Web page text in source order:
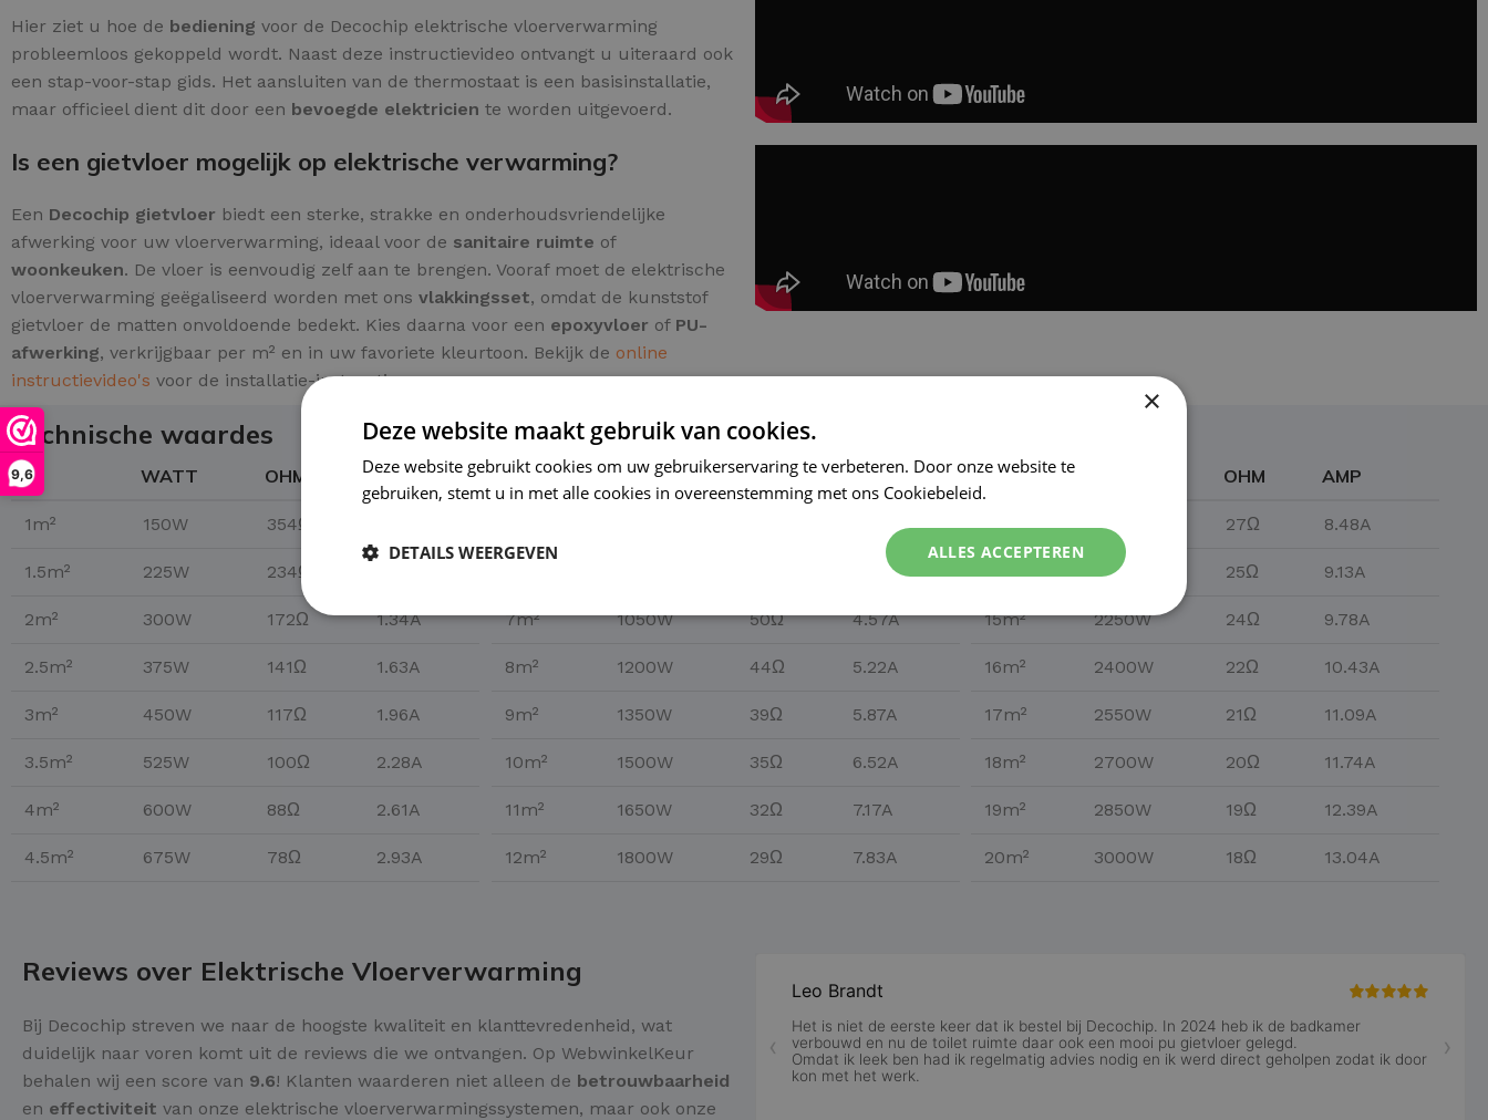
9,6
Hier ziet u hoe de bediening voor de Decochip elektrische vloerverwarming
probleemloos gekoppeld wordt. Naast deze instructievideo ontvangt u uiteraard ook
een stap-voor-stap gids. Het aansluiten van de thermostaat is een basisinstallatie,
maar officieel dient dit door een bevoegde elektricien te worden uitgevoerd.
Is een gietvloer mogelijk op elektrische verwarming?
Een Decochip gietvloer biedt een sterke, strakke en onderhoudsvriendelijke
afwerking voor uw vloerverwarming, ideaal voor de sanitaire ruimte of
woonkeuken. De vloer is eenvoudig zelf aan te brengen. Vooraf moet de elektrische
vloerverwarming geëgaliseerd worden met ons vlakkingsset, omdat de kunststof
gietvloer de matten onvoldoende bedekt. Kies daarna voor een epoxyvloer of PU-
afwerking, verkrijgbaar per m² en in uw favoriete kleurtoon. Bekijk de online
instructievideo's voor de installatie-instructies.
Technische waardes
M² WATT OHM AMP
1m² 150W 354Ω
1.5m² 225W 234Ω
2m² 300W 172Ω 1.34A
2.5m² 375W 141Ω 1.63A
3m² 450W 117Ω 1.96A
3.5m² 525W 100Ω 2.28A
4m² 600W 88Ω 2.61A
4.5m² 675W 78Ω 2.93A
M² WATT OHM AMP
3.91A
7m² 1050W 50Ω 4.57A
8m² 1200W 44Ω 5.22A
9m² 1350W 39Ω 5.87A
10m² 1500W 35Ω 6.52A
11m² 1650W 32Ω 7.17A
12m² 1800W 29Ω 7.83A
M² OHM AMP
13m² 1950W 27Ω 8.48A
2100W 25Ω 9.13A
15m² 2250W 24Ω 9.78A
16m² 2400W 22Ω 10.43A
17m² 2550W 21Ω 11.09A
18m² 2700W 20Ω 11.74A
19m² 2850W 19Ω 12.39A
20m² 3000W 18Ω 13.04A
Reviews over Elektrische Vloerverwarming
Bij Decochip streven we naar de hoogste kwaliteit en klanttevredenheid, wat
duidelijk naar voren komt uit de reviews die we ontvangen. Op WebwinkelKeur
behalen wij een score van 9.6! Klanten waarderen niet alleen de betrouwbaarheid
en effectiviteit van onze elektrische vloerverwarmingssystemen, maar ook onze
×
Deze website maakt gebruik van cookies.
Deze website gebruikt cookies om uw gebruikerservaring te verbeteren. Door onze website te
gebruiken, stemt u in met alle cookies in overeenstemming met ons Cookiebeleid.
ALLES ACCEPTEREN
DETAILS WEERGEVEN